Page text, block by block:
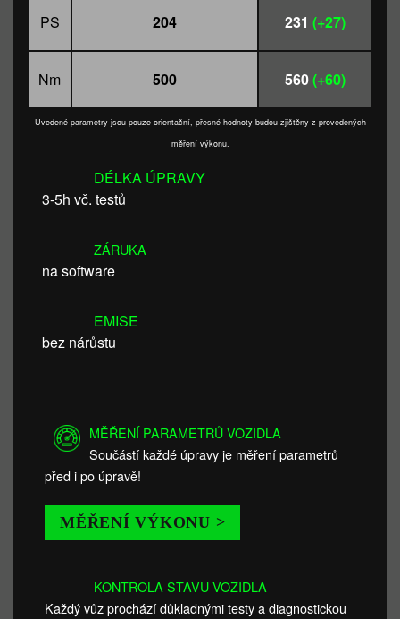
PS 204 231 (+27)
Nm 500 560(+60)
Uvedené parametry jsou pouze orientační, přesné hodnoty budou zjištěny z provedených
měření výkonu.
DÉLKA ÚPRAVY
3-5h vč. testů
ZÁRUKA
na software
EMISE
bez nárůstu
MĚŘENÍ PARAMETRŮ VOZIDLA
Součástí každé úpravy je měření parametrů
před i po úpravě!
MĚŘENÍ VÝKONU >
KONTROLA STAVU VOZIDLA
Každý vůz prochází důkladnými testy a diagnostickou